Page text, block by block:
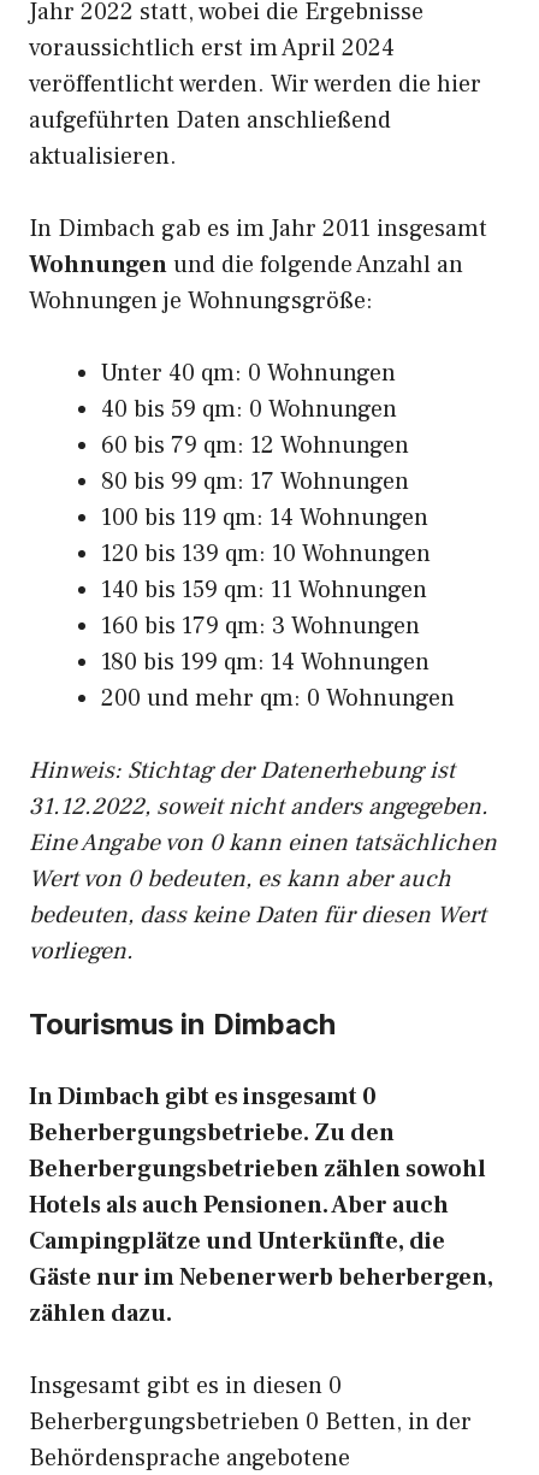
Jahr 2022 statt, wobei die Ergebnisse
voraussichtlich erst im April 2024
veröffentlicht werden. Wir werden die hier
aufgeführten Daten anschließend
aktualisieren.
In Dimbach gab es im Jahr 2011 insgesamt
Wohnungenund die folgende Anzahl an
Wohnungen je Wohnungsgröße:
Unter 40 qm: 0 Wohnungen
40 bis 59 qm: 0 Wohnungen
60 bis 79 qm: 12 Wohnungen
80 bis 99 qm: 17 Wohnungen
100 bis 119 qm: 14 Wohnungen
120 bis 139 qm: 10 Wohnungen
140 bis 159 qm: 11 Wohnungen
160 bis 179 qm: 3 Wohnungen
180 bis 199 qm: 14 Wohnungen
200 und mehr qm: 0 Wohnungen
Hinweis: Stichtag der Datenerhebung ist
31.12.2022, soweit nicht anders angegeben.
Eine Angabe von 0 kann einen tatsächlichen
Wert von 0 bedeuten, es kann aber auch
bedeuten, dass keine Daten für diesen Wert
vorliegen.
Tourismus in Dimbach
In Dimbach gibt es insgesamt 0
Beherbergungsbetriebe. Zu den
Beherbergungsbetrieben zählen sowohl
Hotels als auch Pensionen. Aber auch
Campingplätze und Unterkünfte, die
Gäste nur im Nebenerwerb beherbergen,
zählen dazu.
Insgesamt gibt es in diesen 0
Beherbergungsbetrieben 0 Betten, in der
Behördensprache angebotene